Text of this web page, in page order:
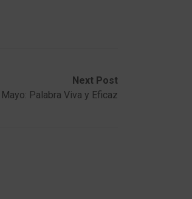
Next Post
Palabra Viva y Eficaz